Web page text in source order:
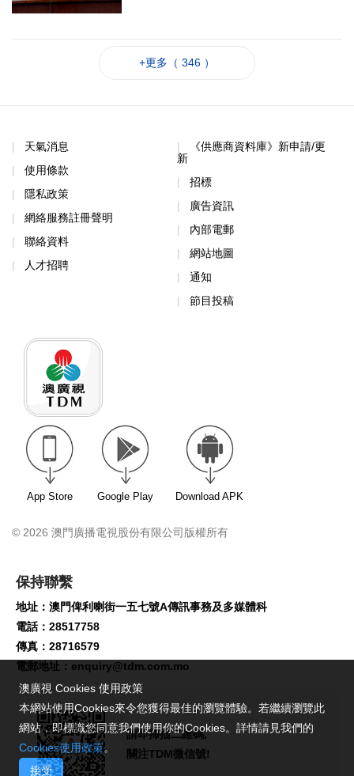
+更多（ 346 ）
天氣消息
使用條款
隱私政策
網絡服務註冊聲明
聯絡資料
人才招聘
《供應商資料庫》新申請/更
新
招標
廣告資訊
內部電郵
網站地圖
通知
節目投稿
App Store Google Play Download APK
© 2026 澳門廣播電視股份有限公司版權所有
保持聯繫
地址：澳門俾利喇街一五七號A傳訊事務及多媒體科
電話：28517758
傳真：28716579
電郵地址： enquiry@tdm.com.mo
請即掃描二維碼,
關注TDM微信號!
澳廣視 Cookies 使用政策
本網站使用Cookies來令您獲得最佳的瀏覽體驗。若繼續瀏覽此
網站，即標識您同意我們使用你的Cookies。詳情請見我們的
Cookies使用政策。
接受